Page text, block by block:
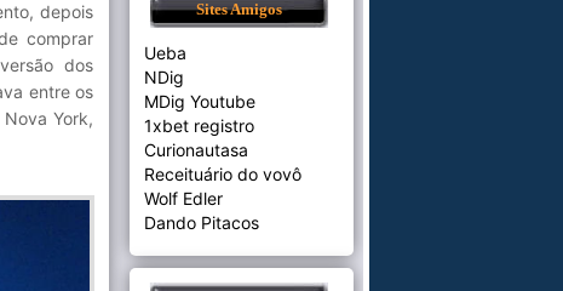
depois
comprar
dos
entre os
York,
Sites Amigos
Ueba
NDig
MDig Youtube
1xbet registro
Curionautasa
Receituário do vovô
Wolf Edler
Dando Pitacos